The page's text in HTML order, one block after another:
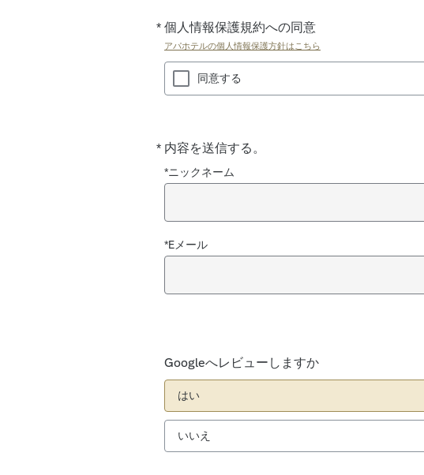
* 個人情報保護規約への同意
アパホテルの個人情報保護方針はこちら
必
須
同意する
* 内容を送信する。
必
須
*ニックネーム
*Eメール
Googleへレビューしますか
はい
いいえ